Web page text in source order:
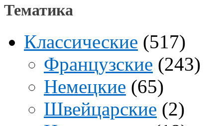
Тематика
Классические (517)
Французские (243)
Немецкие (65)
Швейцарские (2)